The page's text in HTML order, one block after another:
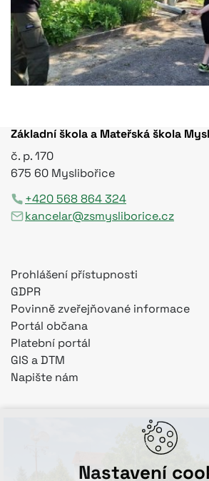
Základní škola a Mateřská škola
č. p. 170
675 60 Myslibořice
+420 568 864 324
kancelar@zsmysliborice.cz
Prohlášení přístupnosti
GDPR
Povinně zveřejňované informace
Portál občana
Platební portál
GIS a DTM
Napište nám
Nastavení